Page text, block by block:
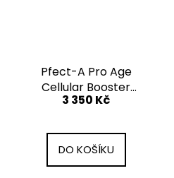
Pfect-A Pro Age
Cellular Booster
NMN + NAD SERUM
3 350 Kč
DO KOŠÍKU